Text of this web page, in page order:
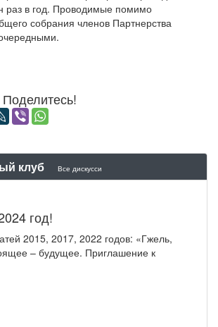
раз в год. Проводимые помимо
собрания членов Партнерства
клуб Все дискусси
год!
2015, 2017, 2022 годов: «Гжель,
– будущее. Приглашение к